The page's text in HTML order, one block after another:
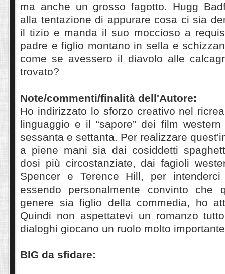
ma anche un grosso fagotto. Hugg
alla tentazione di appurare cosa ci sia
il tizio e manda il suo moccioso a
padre e figlio montano in sella e
come se avessero il diavolo alle
trovato?
Note/commenti/finalità dell'Autore:
Ho indirizzato lo sforzo creativo nel
linguaggio e il “sapore” dei film
sessanta e settanta. Per realizzare
a piene mani sia dai cosiddetti
dosi più circostanziate, dai fagioli
Spencer e Terence Hill, per
essendo personalmente convinto che
genere sia figlio della commedia, ho
Quindi non aspettatevi un romanzo
dialoghi giocano un ruolo molto
BIG da sfidare: